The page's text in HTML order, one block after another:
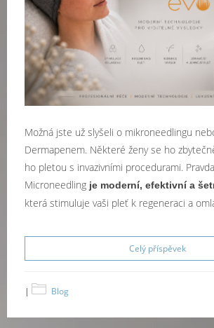
Možná jste už slyšeli o mikroneedlingu
Dermapenem. Některé ženy se ho
ho pletou s invazivními procedurami.
Microneedling je moderní, efektivní a
která stimuluje vaši pleť k regeneraci a
Celý příspěvek
| Blog